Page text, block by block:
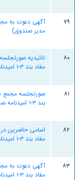
۷۹
مدیر صندوق)
۸۰
مفاد بند ۳-۱ امیدنامه صندوق)
۸۱
بند ۳-۱ امیدنامه صندوق)
۸۲
مفاد بند ۳-۱ امیدنامه صندوق)
۸۳
مفاد بند ۳-۱ امیدنامه صندوق)